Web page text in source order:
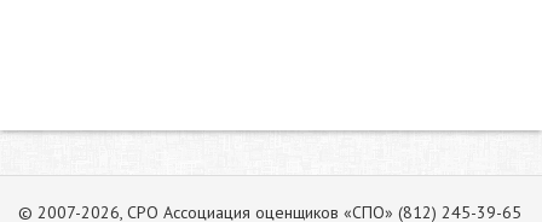
© 2007-2026, СРО Ассоциация оценщиков «СПО» (812) 245-39-65